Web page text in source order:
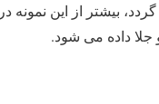
بیشتر از این نمونه
جلا داده می ‌شود.